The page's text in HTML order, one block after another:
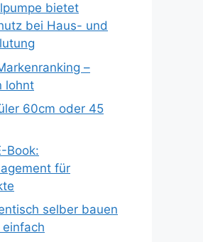
bietet
bei Haus- und
–
lohnt
60cm oder 45
Book:
für
selber bauen